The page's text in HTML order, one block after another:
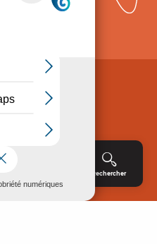
Rechercher
des données
conforme